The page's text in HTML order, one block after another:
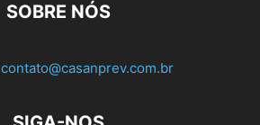
SOBRE NÓS
contato@casanprev.com.br